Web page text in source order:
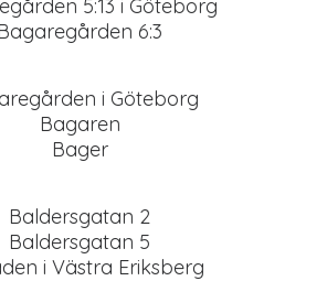
5:13 i Göteborg
6:3
i Göteborg
Bagaren
Bager
Baldersgatan 2
Baldersgatan 5
i Västra Eriksberg